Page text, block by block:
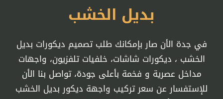
بديل الخشب
في جدة الأن صار بإمكانك طلب تصميم ديكورات بديل
الخشب ، ديكورات شاشات، خلفيات تلفزيون، واجهات
مداخل عصرية و فخمة بأعلى جودة، تواصل بنا الأن
للإستفسار عن سعر تركيب واجهة ديكور بديل الخشب